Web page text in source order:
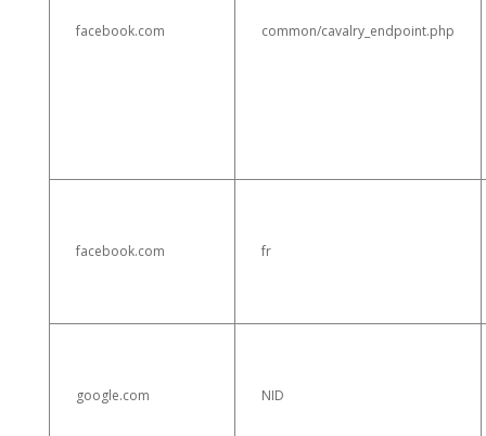
facebook.com common/cavalry_endpoint.php
facebook.com fr
google.com NID